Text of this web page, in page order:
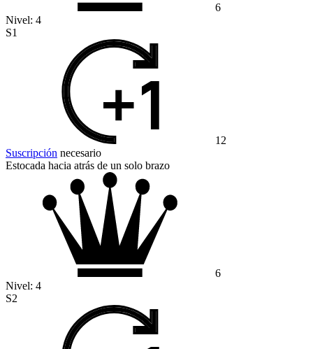
6
Nivel: 4
S1
12
Suscripción necesario
Estocada hacia atrás de un solo brazo
6
Nivel: 4
S2